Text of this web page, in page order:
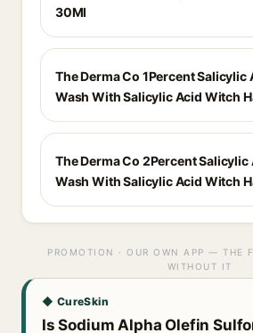
30Ml
The Derma Co 1Percent Salicylic
Wash With Salicylic Acid Witch
The Derma Co 2Percent Salicylic
Wash With Salicylic Acid Witch
PROMOTION · OUR OWN APP — THE
WITHOUT IT
◆ CureSkin
Is Sodium Alpha Olefin